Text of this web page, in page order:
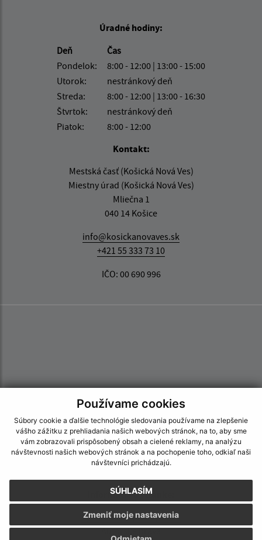
Používame cookies
Súbory cookie a ďalšie technológie sledovania používame na zlepšenie
vášho zážitku z prehliadania našich webových stránok, na to, aby sme
vám zobrazovali prispôsobený obsah a cielené reklamy, na analýzu
návštevnosti našich webových stránok a na pochopenie toho, odkiaľ naši
návštevníci prichádzajú.
SÚHLASÍM
Zmeniť moje nastavenia
Úradné hodiny:
Deň
Čas
Pondelok:
8:00 - 12:00 | 13:00 - 15:00
Utorok:
nestránkový deň
Streda:
8:00 - 12:00 | 13:00 - 16:30
Štvrtok:
nestránkový deň
Piatok:
8:00 - 12:00
Kontakt:
Mestská časť (Košická Nová Ves)
Miestny úrad (Košická Nová Ves)
Mliečna 1
040 14 Košice
info@kosickanovaves.sk
+421 55 333 73 10
IČO: 00 690 996
Informácie o stránke:
Vyhlásenie o prístupnosti
Autorské práva